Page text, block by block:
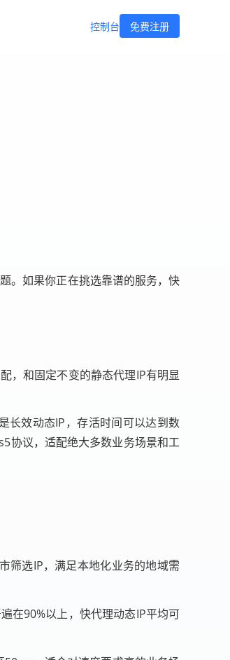
控制台 免费注册
。如果你正在挑选靠谱的服务，快
，和固定不变的静态代理IP有明显
长效动态IP，存活时间可以达到数
协议，适配绝大多数业务场景和工
筛选IP，满足本地化业务的地域需
在90%以上，快代理动态IP平均可